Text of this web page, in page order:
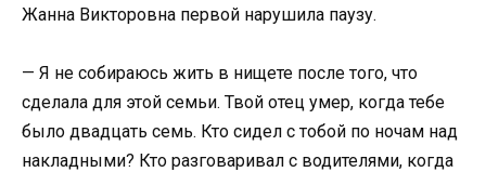
Жанна Викторовна первой нарушила паузу.
— Я не собираюсь жить в нищете после того, что
сделала для этой семьи. Твой отец умер, когда тебе
было двадцать семь. Кто сидел с тобой по ночам над
накладными? Кто разговаривал с водителями, когда